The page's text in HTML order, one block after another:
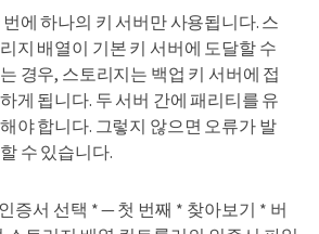
번에 하나의 키 서버만 사용됩니다. 스
지 배열이 기본 키 서버에 도달할 수
경우, 스토리지는 백업 키 서버에 접
게 됩니다. 두 서버 간에 패리티를 유
야 합니다. 그렇지 않으면 오류가 발
수 있습니다.
증서 선택 * — 첫 번째 * 찾아보기 * 버